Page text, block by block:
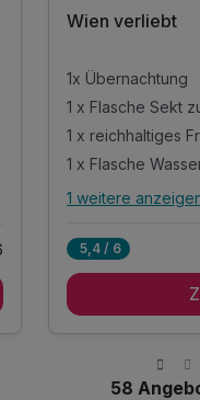
Wien verliebt
1x Übernachtung
1 x Flasche Sekt
1 x reichhaltiges
1 x Flasche
Alle
1 x Flasche Sekt
Kostenfreien
1 weitere
5,4 / 6
58